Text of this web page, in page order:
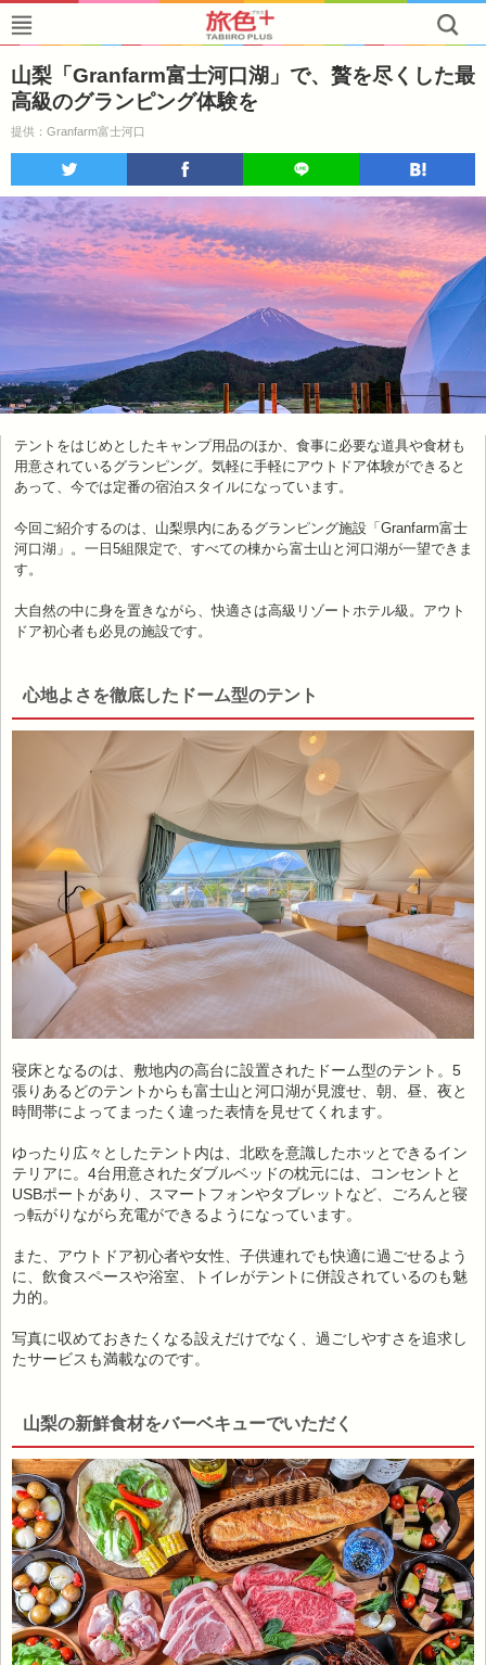
山梨「Granfarm富士河口湖」で、贅を尽くした最
高級のグランピング体験を
提供：Granfarm富士河口
テントをはじめとしたキャンプ用品のほか、食事に必要な道具や食材も
用意されているグランピング。気軽に手軽にアウトドア体験ができると
あって、今では定番の宿泊スタイルになっています。
今回ご紹介するのは、山梨県内にあるグランピング施設「Granfarm富士
河口湖」。一日5組限定で、すべての棟から富士山と河口湖が一望できま
す。
大自然の中に身を置きながら、快適さは高級リゾートホテル級。アウト
ドア初心者も必見の施設です。
心地よさを徹底したドーム型のテント
寝床となるのは、敷地内の高台に設置されたドーム型のテント。5
張りあるどのテントからも富士山と河口湖が見渡せ、朝、昼、夜と
時間帯によってまったく違った表情を見せてくれます。
ゆったり広々としたテント内は、北欧を意識したホッとできるイン
テリアに。4台用意されたダブルベッドの枕元には、コンセントと
USBポートがあり、スマートフォンやタブレットなど、ごろんと寝
っ転がりながら充電ができるようになっています。
また、アウトドア初心者や女性、子供連れでも快適に過ごせるよう
に、飲食スペースや浴室、トイレがテントに併設されているのも魅
力的。
写真に収めておきたくなる設えだけでなく、過ごしやすさを追求し
たサービスも満載なのです。
山梨の新鮮食材をバーベキューでいただく